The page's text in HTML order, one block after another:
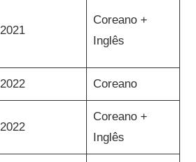
2021
Coreano +
Inglês
2022 Coreano
2022
Coreano +
Inglês